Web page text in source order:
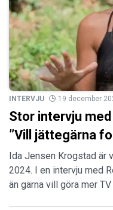
INTERVJU 19 december
Stor intervju
”Vill jättegärna
Ida Jensen Krogstad är
2024. I en intervju med
än gärna vill göra mer